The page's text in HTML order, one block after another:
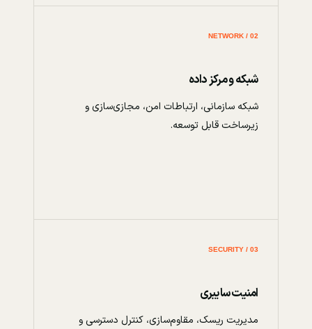
02 / NETWORK
شبکه و مرکز داده
شبکه سازمانی، ارتباطات امن، مجازی‌سازی و
زیرساخت قابل توسعه.
03 / SECURITY
امنیت سایبری
مدیریت ریسک، مقاوم‌سازی، کنترل دسترسی و